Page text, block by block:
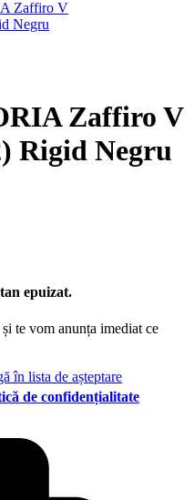
Zaffiro V
Rigid Negru
epuizat.
te vom anunța imediat ce
în lista de așteptare
de confidențialitate